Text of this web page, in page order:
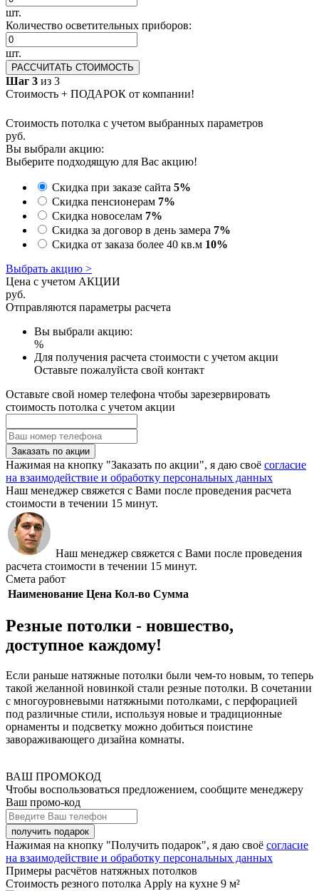
шт.
Количество осветительных приборов:
шт.
РАССЧИТАТЬ СТОИМОСТЬ
Шаг 3 из 3
Стоимость + ПОДАРОК от компании!
Стоимость потолка с учетом выбранных параметров
руб.
Вы выбрали акцию:
Выберите подходящую для Вас акцию!
Скидка при заказе сайта 5%
Скидка пенсионерам 7%
Скидка новоселам 7%
Скидка за договор в день замера 7%
Скидка от заказа более 40 кв.м 10%
Выбрать акцию >
Цена с учетом АКЦИИ
руб.
Отправляются параметры расчета
Вы выбрали акцию:
%
Для получения расчета стоимости с учетом акции
Оставьте пожалуйста свой контакт
Оставьте свой номер телефона чтобы зарезервировать
стоимость потолка с учетом акции
Заказать по акции
Нажимая на кнопку "Заказать по акции", я даю своё согласие
на взаимодействие и обработку персональных данных
Наш менеджер свяжется с Вами после проведения расчета
стоимости в течении 15 минут.
Наш менеджер свяжется с Вами после проведения
расчета стоимости в течении 15 минут.
Смета работ
Наименование Цена Кол-во Сумма
Резные потолки - новшество,
доступное каждому!
Если раньше натяжные потолки были чем-то новым, то теперь
такой желанной новинкой стали резные потолки. В сочетании
с многоуровневыми натяжными потолками, с перфорацией
под различные стили, используя новые и традиционные
орнаменты и подсветку можно добиться поистине
завораживающего дизайна комнаты.
ВАШ ПРОМОКОД
Чтобы воспользоваться предложением, сообщите менеджеру
Ваш промо-код
Нажимая на кнопку "Получить подарок", я даю своё согласие
на взаимодействие и обработку персональных данных
Примеры расчётов натяжных потолков
Стоимость резного потолка Apply на кухне 9 м²